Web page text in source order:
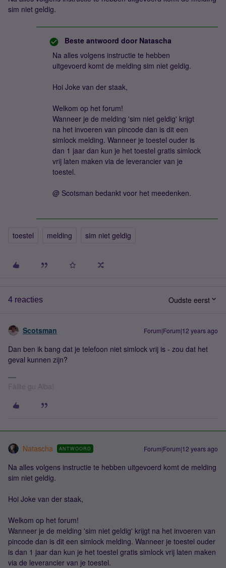
sim niet geldig.
Beste antwoord door Natascha
Na alles volgens instructie te hebben
uitgevoerd komt de melding sim niet geldig.
Hoi Joke van der staak,
Welkom op het forum!
Wanneer je de melding 'sim niet geldig' krijgt
na het invoeren van pincode dan is dit een
simlock melding. Wanneer je toestel ouder is
dan 1 jaar dan kun je het toestel gratis simlock
vrij laten maken via de leverancier van je
toestel.
@ Scotsman bedankt voor het meedenken.
toestel melding sim niet geldig
4 reacties Oudste eerst
Scotsman Forum|Forum|12 years ago
Dan ben ik bang dat je telefoon niet simlock vrij is - zou dat het
geval kunnen zijn?
Fàilte gu Alba!
Natascha ANTWOORD Forum|Forum|12 years ago
Na alles volgens instructie te hebben uitgevoerd komt de melding
sim niet geldig.
Hoi Joke van der staak,
Welkom op het forum!
Wanneer je de melding 'sim niet geldig' krijgt na het invoeren van
pincode dan is dit een simlock melding. Wanneer je toestel ouder
is dan 1 jaar dan kun je het toestel gratis simlock vrij laten maken
via de leverancier van je toestel.